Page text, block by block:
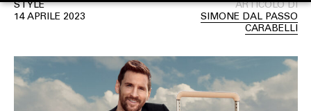
ACCESSORIES
STYLE
14 APRILE 2023
ARTICOLO DI
SIMONE DAL PASSO
CARABELLI